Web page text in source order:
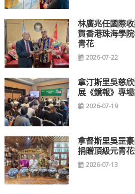
林廣兆任國際
賀香港珠海學
青花
2026-07-22
拿汀斯里吳慈
展《鏡報》專
2026-07-19
拿督斯里吳罡
捐贈頂級元青
2026-07-13